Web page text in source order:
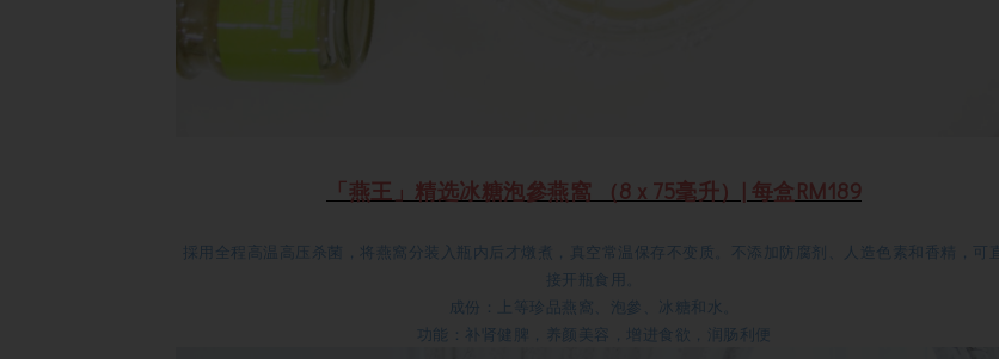
「燕王」精选冰糖泡參燕窩 （8 x 75毫升）| 每盒RM189
採用全程高温高压杀菌，将燕窩分装入瓶内后才燉煮，真空常温保存不变质。不添加防腐剂、人造色素和香精，可直
接开瓶食用。
成份：上等珍品燕窩、泡參、冰糖和水。
功能：补肾健脾，养颜美容，增进食欲，润肠利便